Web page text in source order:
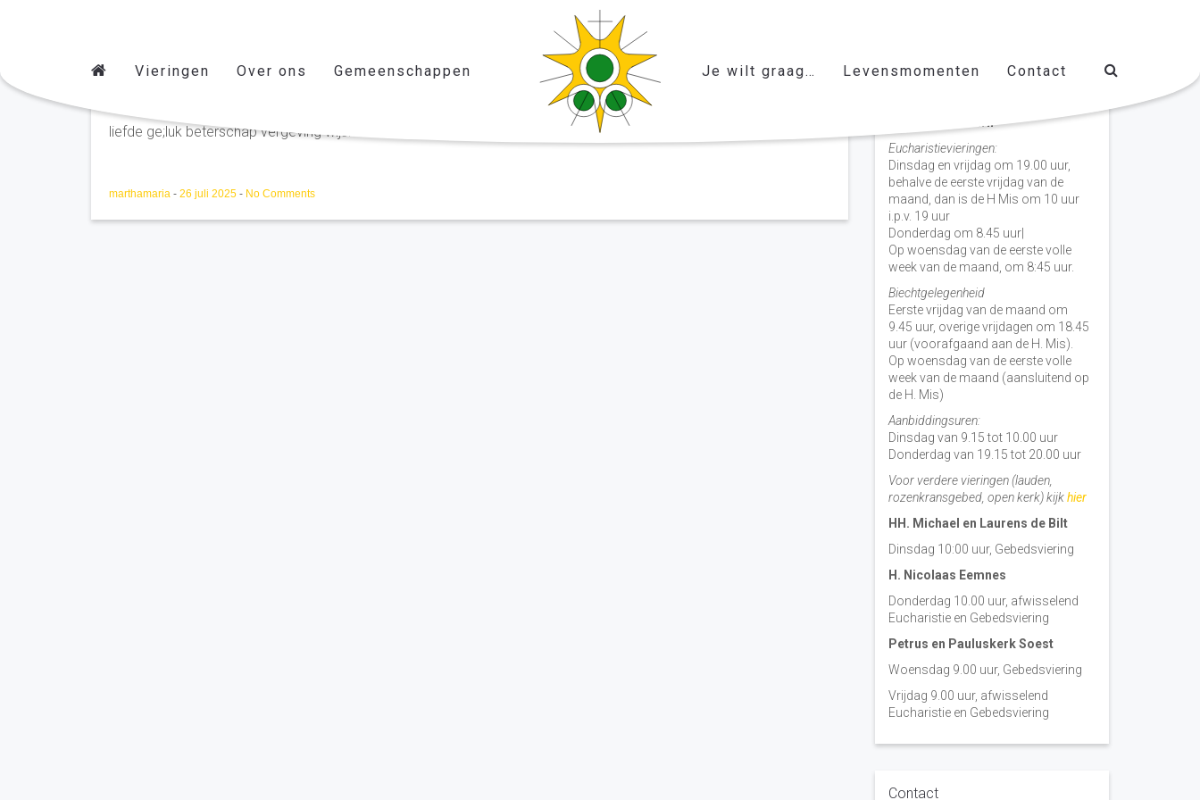
Vieringen Over ons Gemeenschappen Je wilt graag… Levensmomenten Contact
liefde ge;luk beterschap vergeving wijsheid....vier het leven
marthamaria - 26 juli 2025 - No Comments
Vieringen door de week
H. Nicolaas Baarn
Eucharistievieringen:
Dinsdag en vrijdag om 19.00 uur,
behalve de eerste vrijdag van de
maand, dan is de H Mis om 10 uur
i.p.v. 19 uur
Donderdag om 8.45 uur|
Op woensdag van de eerste volle
week van de maand, om 8:45 uur.
Biechtgelegenheid
Eerste vrijdag van de maand om
9.45 uur, overige vrijdagen om 18.45
uur (voorafgaand aan de H. Mis).
Op woensdag van de eerste volle
week van de maand (aansluitend op
de H. Mis)
Aanbiddingsuren:
Dinsdag van 9.15 tot 10.00 uur
Donderdag van 19.15 tot 20.00 uur
Voor verdere vieringen (lauden,
rozenkransgebed, open kerk) kijkhier
HH. Michael en Laurens de Bilt
Dinsdag 10:00 uur, Gebedsviering
H. Nicolaas Eemnes
Donderdag 10.00 uur, afwisselend
Eucharistie en Gebedsviering
Petrus en Pauluskerk Soest
Woensdag 9.00 uur, Gebedsviering
Vrijdag 9.00 uur, afwisselend
Eucharistie en Gebedsviering
Contact